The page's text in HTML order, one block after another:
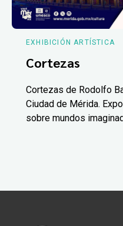
EXHIBICIÓN ARTÍSTICA
Cortezas
Cortezas de Rodolfo
Ciudad de Mérida.
sobre mundos